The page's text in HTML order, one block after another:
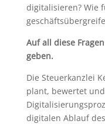
digitalisieren? Wie
Auf all diese
geben.
Die Steuerkanzlei
plant, bewertet
digitalen Ablauf